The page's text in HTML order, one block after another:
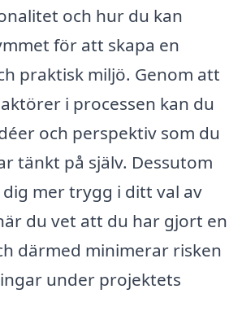
och hur du kan
för att skapa en
praktisk miljö. Genom att
i processen kan du
och perspektiv som du
tänkt på själv. Dessutom
mer trygg i ditt val av
du vet att du har gjort en
därmed minimerar risken
under projektets